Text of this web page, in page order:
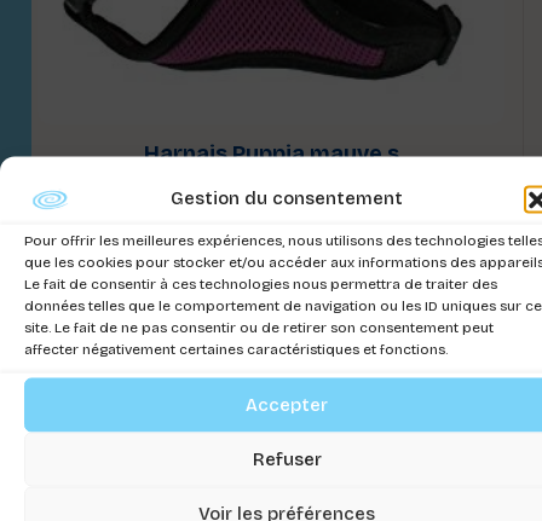
Gestion du consentement
Pour offrir les meilleures expériences, nous utilisons des technologies
que les cookies pour stocker et/ou accéder aux informations des
Le fait de consentir à ces technologies nous permettra de traiter des
données telles que le comportement de navigation ou les ID uniques sur ce
site. Le fait de ne pas consentir ou de retirer son consentement peut
affecter négativement certaines caractéristiques et fonctions.
Accepter
Refuser
Voir les préférences
Harnais Puppia mauve s
Connectez-vous pour voir les prix